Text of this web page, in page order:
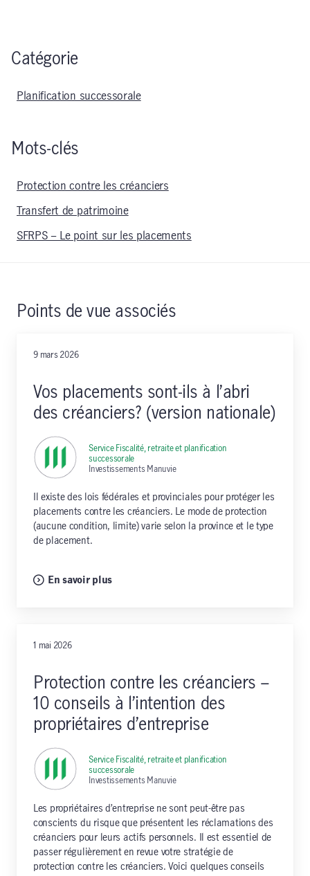
Catégorie
Planification successorale
Mots-clés
Protection contre les créanciers
Transfert de patrimoine
SFRPS – Le point sur les placements
Points de vue associés
9 mars 2026
Vos placements sont-ils à l’abri
des créanciers? (version nationale)
Service Fiscalité, retraite et planification
successorale
Investissements Manuvie
Il existe des lois fédérales et provinciales pour protéger les
placements contre les créanciers. Le mode de protection
(aucune condition, limite) varie selon la province et le type
de placement.
En savoir plus
1 mai 2026
Protection contre les créanciers –
10 conseils à l’intention des
propriétaires d’entreprise
Service Fiscalité, retraite et planification
successorale
Investissements Manuvie
Les propriétaires d’entreprise ne sont peut-être pas
conscients du risque que présentent les réclamations des
créanciers pour leurs actifs personnels. Il est essentiel de
passer régulièrement en revue votre stratégie de
protection contre les créanciers. Voici quelques conseils